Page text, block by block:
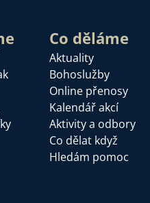
Co děláme
Aktuality
Bohoslužby
Online přenosy
Kalendář akcí
Aktivity a odbory
Co dělat když
Hledám pomoc